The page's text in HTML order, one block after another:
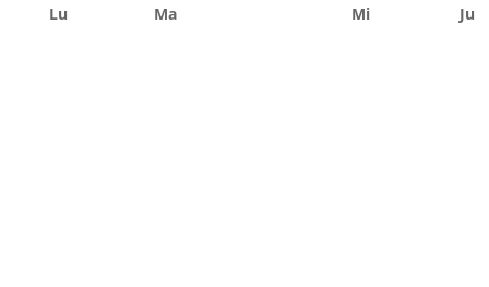
Lu
Ma Mi Ju